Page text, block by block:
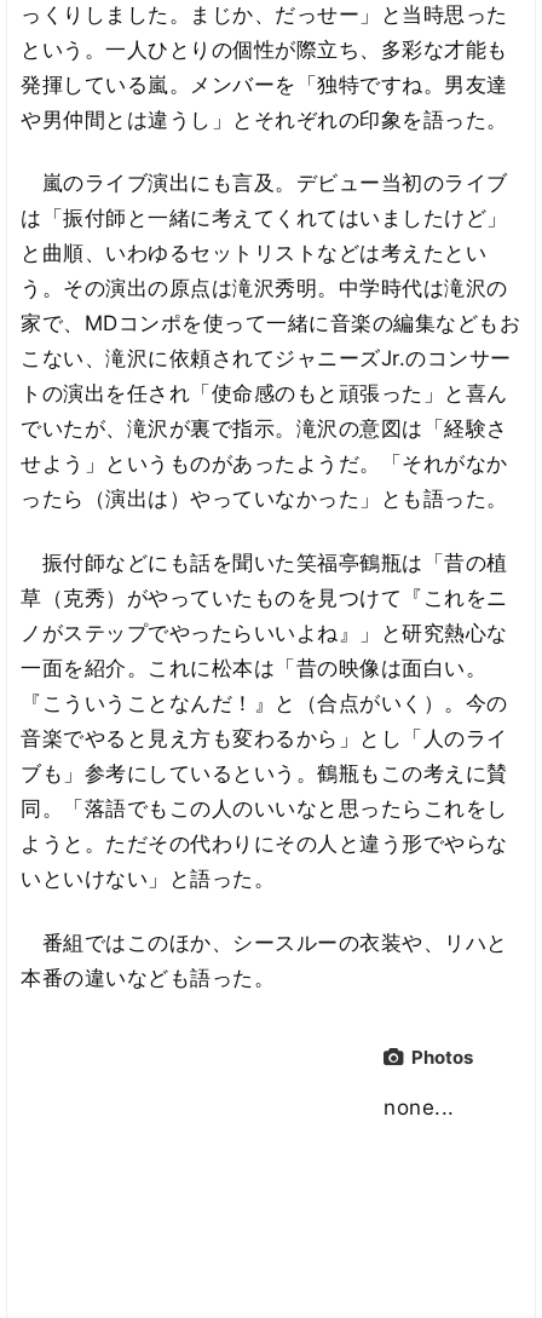
っくりしました。まじか、だっせー」と当時思った
という。一人ひとりの個性が際立ち、多彩な才能も
発揮している嵐。メンバーを「独特ですね。男友達
や男仲間とは違うし」とそれぞれの印象を語った。
嵐のライブ演出にも言及。デビュー当初のライブ
は「振付師と一緒に考えてくれてはいましたけど」
と曲順、いわゆるセットリストなどは考えたとい
う。その演出の原点は滝沢秀明。中学時代は滝沢の
家で、MDコンポを使って一緒に音楽の編集などもお
こない、滝沢に依頼されてジャニーズJr.のコンサー
トの演出を任され「使命感のもと頑張った」と喜ん
でいたが、滝沢が裏で指示。滝沢の意図は「経験さ
せよう」というものがあったようだ。「それがなか
ったら（演出は）やっていなかった」とも語った。
振付師などにも話を聞いた笑福亭鶴瓶は「昔の植
草（克秀）がやっていたものを見つけて『これをニ
ノがステップでやったらいいよね』」と研究熱心な
一面を紹介。これに松本は「昔の映像は面白い。
『こういうことなんだ！』と（合点がいく）。今の
音楽でやると見え方も変わるから」とし「人のライ
ブも」参考にしているという。鶴瓶もこの考えに賛
同。「落語でもこの人のいいなと思ったらこれをし
ようと。ただその代わりにその人と違う形でやらな
いといけない」と語った。
番組ではこのほか、シースルーの衣装や、リハと
本番の違いなども語った。
Photos
none...